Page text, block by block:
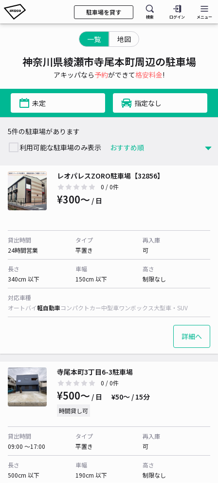
駐車場を貸す
検索 ログイン メニュー
一覧 地図
神奈川県綾瀬市寺尾本町周辺の駐車場
アキッパなら予約ができて格安料金!
未定 指定なし
5件の駐車場があります
利用可能な駐車場のみ表示
レオパレスZORO駐車場【32856】
0 / 0件
¥300〜 / 日
貸出時間
24時間営業
タイプ
平置き
再入庫
可
長さ
340cm 以下
車幅
150cm 以下
高さ
制限なし
対応車種
オートバイ軽自動車コンパクトカー中型車ワンボックス大型車・SUV
詳細へ
寺尾本町3丁目6-3駐車場
0 / 0件
¥500〜 / 日 ¥50〜 / 15分
時間貸し可
貸出時間
09:00 〜17:00
タイプ
平置き
再入庫
可
長さ
500cm 以下
車幅
190cm 以下
高さ
制限なし